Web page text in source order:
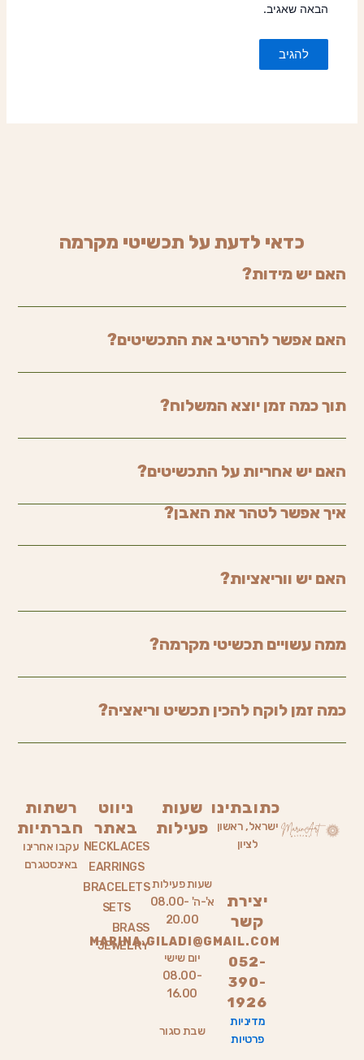
הבאה שאגיב.
כדאי לדעת על תכשיטי מקרמה
האם יש מידות?
האם אפשר להרטיב את התכשיטים?
תוך כמה זמן יוצא המשלוח?
האם יש אחריות על התכשיטים?
איך אפשר לטהר את האבן?
האם יש ווריאציות?
ממה עשויים תכשיטי מקרמה?
כמה זמן לוקח להכין תכשיט וריאציה?
כתובתינו
ישראל, ראשון
לציון
יצירת
קשר
MARINA.GILADI@GMAIL.COM
052-
390-
1926
מדיניות
פרטיות
שעות
פעילות
שעות פעילות
א'-ה' 08.00-
20.00
יום שישי
08.00-
16.00
שבת סגור
ניווט
באתר
NECKLACES
EARRINGS
BRACELETS
SETS
BRASS
JEWELRY
רשתות
חברתיות
עקבו אחרינו
באינסטגרם